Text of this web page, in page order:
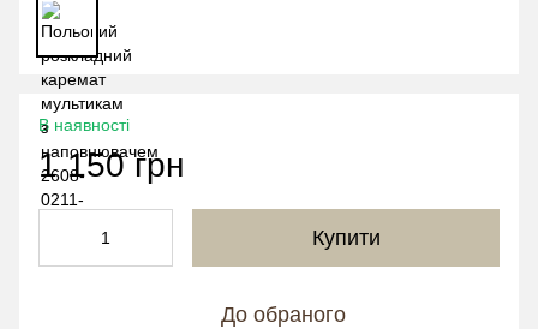
В наявності
1 150 грн
Купити
До обраного